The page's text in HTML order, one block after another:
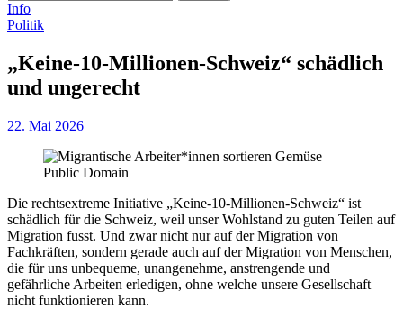
Info
Politik
„Keine-10-Millionen-Schweiz“ schädlich
und ungerecht
22. Mai 2026
Public Domain
Die rechtsextreme Initiative „Keine-10-Millionen-Schweiz“ ist
schädlich für die Schweiz, weil unser Wohlstand zu guten Teilen auf
Migration fusst. Und zwar nicht nur auf der Migration von
Fachkräften, sondern gerade auch auf der Migration von Menschen,
die für uns unbequeme, unangenehme, anstrengende und
gefährliche Arbeiten erledigen, ohne welche unsere Gesellschaft
nicht funktionieren kann.